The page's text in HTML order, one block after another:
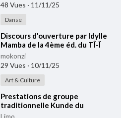
48 Vues · 11/11/25
Danse
⁣Discours d'ouverture par Idylle
Mamba de la 4ème éd. du TÎ-Ï
FESTIVAL 2025
mokonzi
29 Vues · 10/11/25
Art & Culture
⁣Prestations de groupe
traditionnelle Kunde du
Cameroun au TÎ-Ï FESTIVAL,
Limo